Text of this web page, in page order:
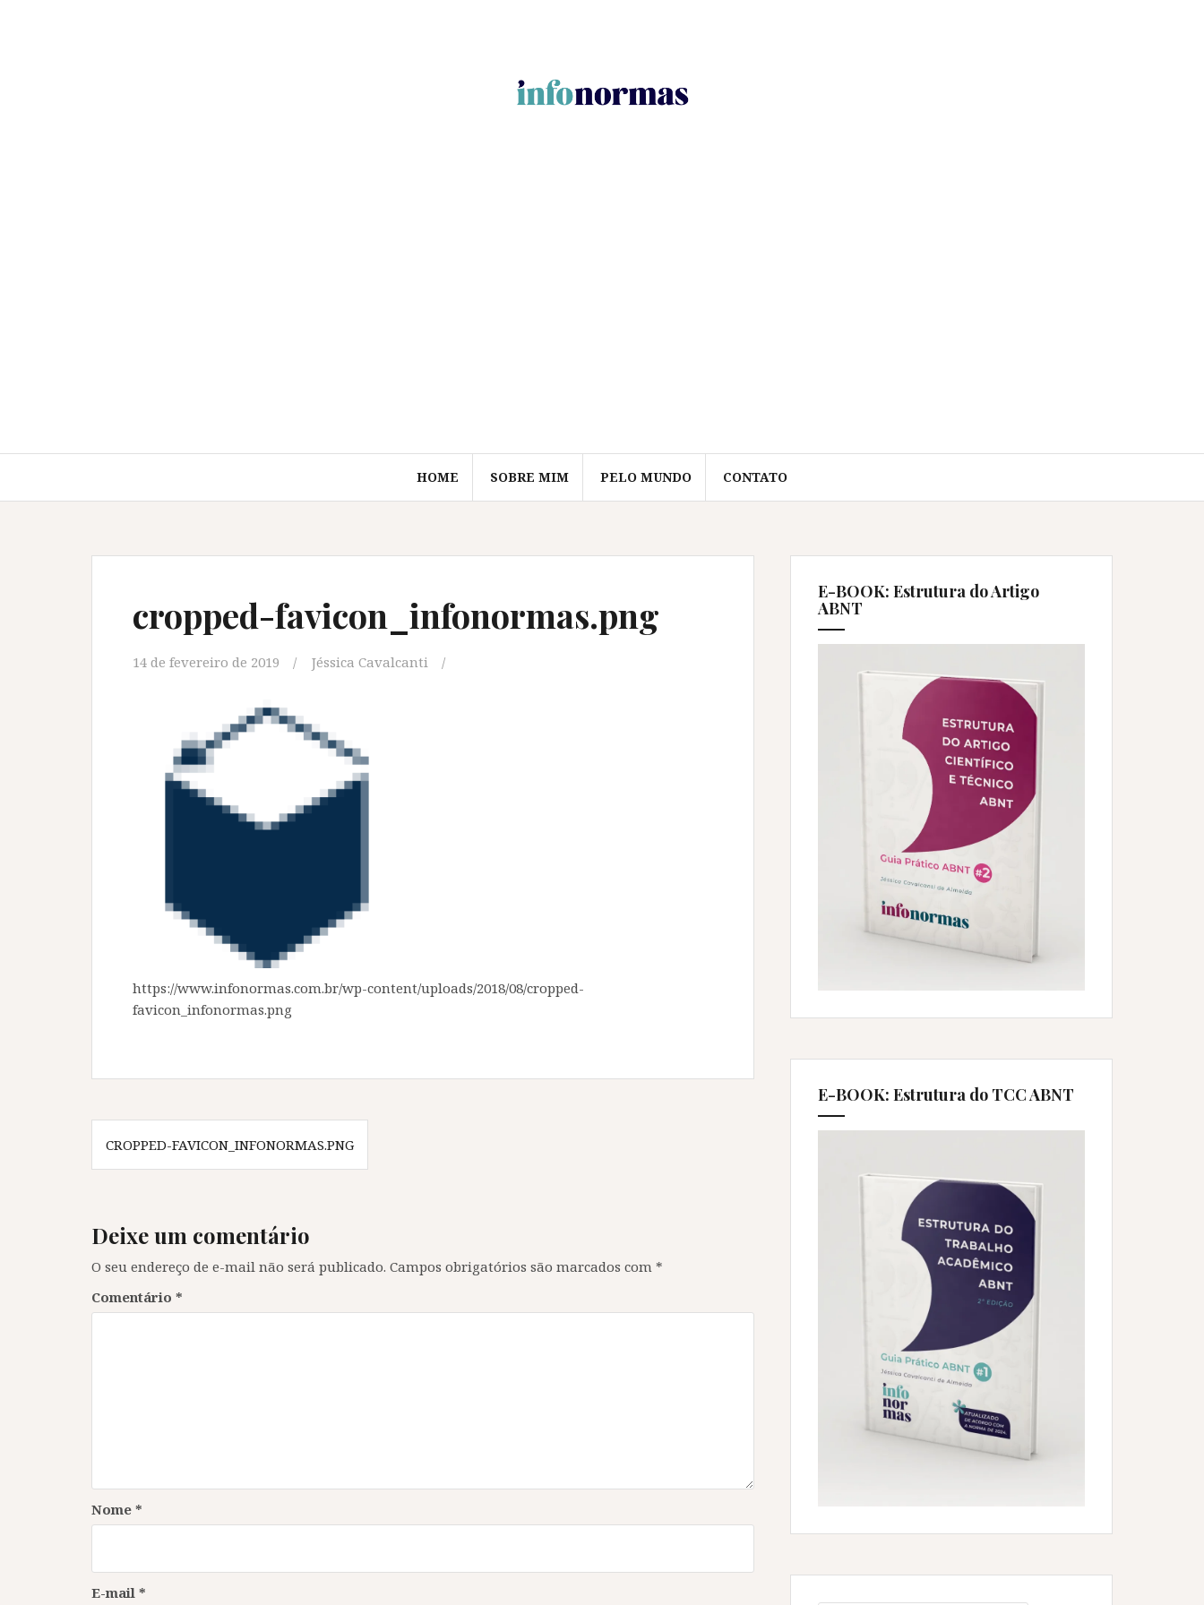
HOME SOBRE MIM PELO MUNDO CONTATO
cropped-favicon_infonormas.png
14 de fevereiro de 2019 Jéssica Cavalcanti
https://www.infonormas.com.br/wp-content/uploads/2018/08/cropped-
favicon_infonormas.png
Navegação
deCROPPED-FAVICON_INFONORMAS.PNG
Deixe um comentário
O seu endereço de e-mail não será publicado. Campos obrigatórios são marcados com *
Comentário *
Nome *
E-mail *
E-BOOK: Estrutura do Artigo
ABNT
E-BOOK: Estrutura do TCC ABNT